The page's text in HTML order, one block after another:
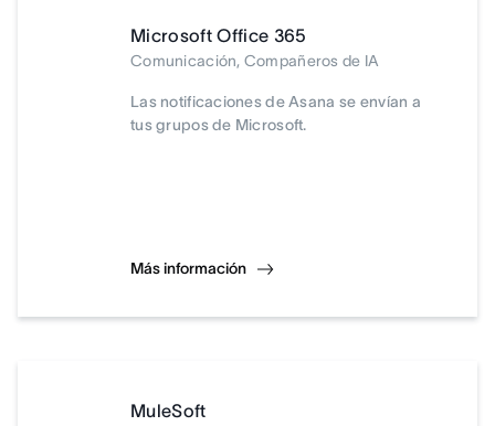
Microsoft Office 365
Comunicación, Compañeros de IA
Las notificaciones de Asana se envían a
tus grupos de Microsoft.
Más información
MuleSoft